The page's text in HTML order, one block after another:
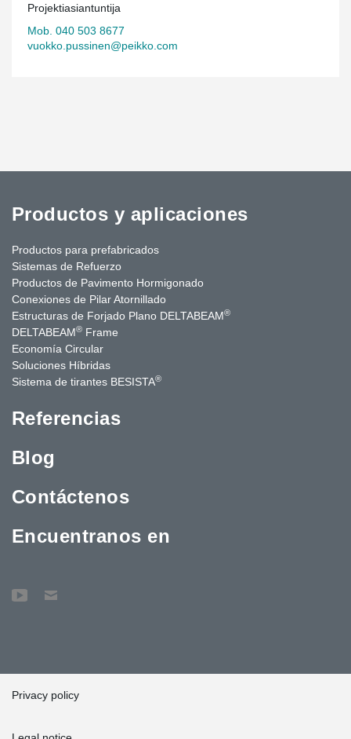
Projektiasiantuntija
Mob. 040 503 8677
vuokko.pussinen@peikko.com
Productos y aplicaciones
Productos para prefabricados
Sistemas de Refuerzo
Productos de Pavimento Hormigonado
Conexiones de Pilar Atornillado
Estructuras de Forjado Plano DELTABEAM®
DELTABEAM® Frame
Economía Circular
Soluciones Híbridas
Sistema de tirantes BESISTA®
Referencias
Blog
Contáctenos
Encuentranos en
Privacy policy